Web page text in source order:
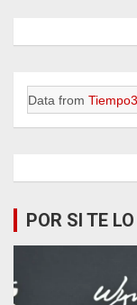
Data from
POR SI TE